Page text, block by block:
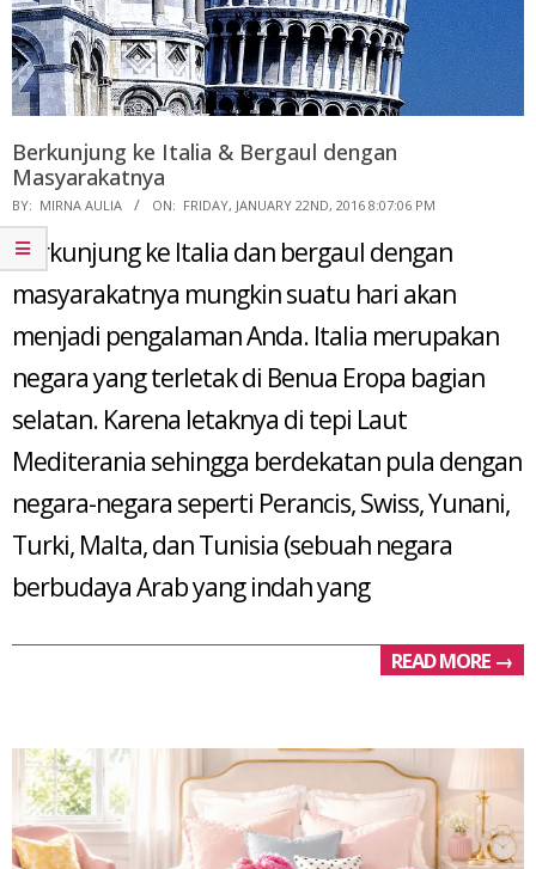
Berkunjung ke Italia & Bergaul dengan
Masyarakatnya
2016-
01-
22
BY: MIRNA AULIA ON: FRIDAY, JANUARY 22ND, 2016 8:07:06 PM
Berkunjung ke Italia dan bergaul dengan
masyarakatnya mungkin suatu hari akan
menjadi pengalaman Anda. Italia merupakan
negara yang terletak di Benua Eropa bagian
selatan. Karena letaknya di tepi Laut
Mediterania sehingga berdekatan pula dengan
negara-negara seperti Perancis, Swiss, Yunani,
Turki, Malta, dan Tunisia (sebuah negara
berbudaya Arab yang indah yang
READ MORE →